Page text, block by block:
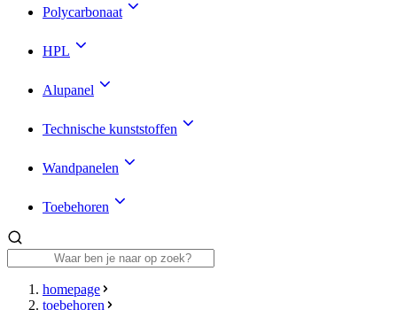
Polycarbonaat
HPL
Alupanel
Technische kunststoffen
Wandpanelen
Toebehoren
homepage
toebehoren